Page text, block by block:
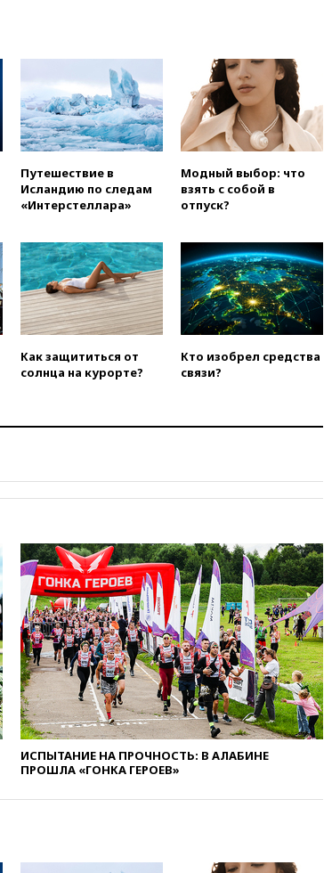
сезон
00:25
В Красноярском крае
идут поиски семьи, пропавшей
во время сплава
вчера, 23:30Жителя Нижнего
в Теlegram
вчера, 22:50Российский
вчера, 22:20Турция призвала
к мораторию на удары по
торговым судам в Черном
море
председатель Верховного
суда Венгрии согласился стать
был украинским
вчера, 19:29ОАЭ обвинили
Иран в атаке на судно
нефтяной компании ADNOC в
Ормузе
вчера, 18:56«Газпром»: объем
газа в европейских подземных
хранилищах достиг
антирекорда
вчера, 18:25ТАСС: Уиткофф и
Кушнер могут вскоре посетить
Москву и Киев
экс-председателя Верховного
Путешествие в
Исландию по следам
«Интерстеллара»
Модный выбор: что
взять с собой в
отпуск?
Как защититься от
солнца на курорте?
Кто изобрел средства
связи?
ИСПЫТАНИЕ НА ПРОЧНОСТЬ: В АЛАБИНЕ
ПРОШЛА «ГОНКА ГЕРОЕВ»